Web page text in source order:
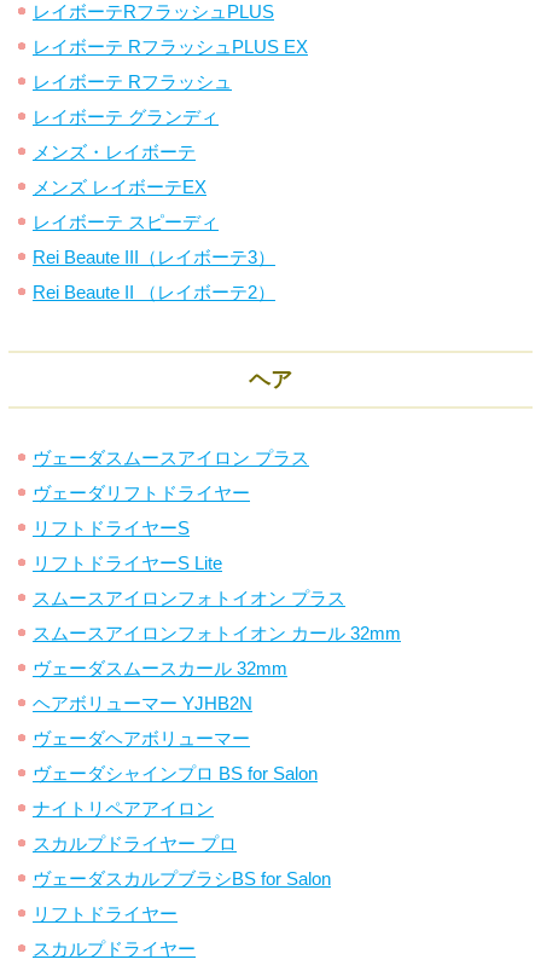
レイボーテRフラッシュPLUS
レイボーテ RフラッシュPLUS EX
レイボーテ Rフラッシュ
レイボーテ グランディ
メンズ・レイボーテ
メンズ レイボーテEX
レイボーテ スピーディ
Rei Beaute III（レイボーテ3）
Rei Beaute II （レイボーテ2）
ヘア
ヴェーダスムースアイロン プラス
ヴェーダリフトドライヤー
リフトドライヤーS
リフトドライヤーS Lite
スムースアイロンフォトイオン プラス
スムースアイロンフォトイオン カール 32mm
ヴェーダスムースカール 32mm
ヘアボリューマー YJHB2N
ヴェーダヘアボリューマー
ヴェーダシャインプロ BS for Salon
ナイトリペアアイロン
スカルプドライヤー プロ
ヴェーダスカルプブラシBS for Salon
リフトドライヤー
スカルプドライヤー